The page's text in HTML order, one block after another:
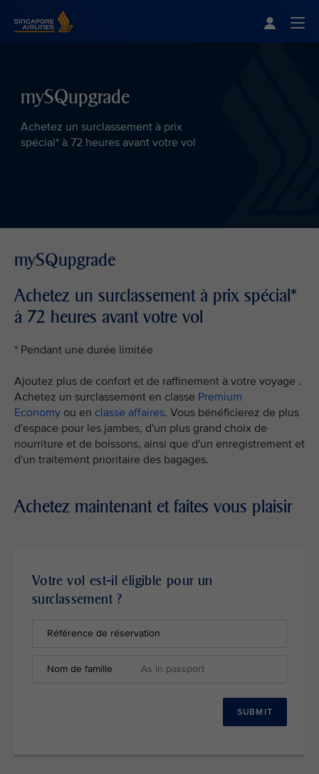
mySQupgrade
Achetez un surclassement à prix
spécial* à 72 heures avant votre vol
mySQupgrade
Achetez un surclassement à prix spécial*
à 72 heures avant votre vol
* Pendant une durée limitée
Ajoutez plus de confort et de raffinement à votre voyage .
Achetez un surclassement en classe Premium
Economy ou en classe affaires. Vous bénéficierez de plus
d'espace pour les jambes, d'un plus grand choix de
nourriture et de boissons, ainsi que d'un enregistrement et
d'un traitement prioritaire des bagages.
Achetez maintenant et faites vous plaisir
Votre vol est-il éligible pour un
surclassement ?
Référence de réservation
Nom de famille
SUBMIT